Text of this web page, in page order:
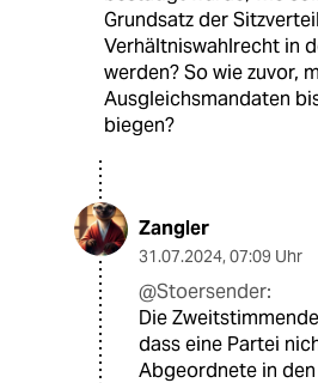
Grundsatz der
Verhältniswahlrecht in
werden? So wie zuvor,
Ausgleichsmandaten
biegen?
Zangler
31.07.2024, 07:09 Uhr
@Stoersender:
Die
dass eine Partei
Abgeordnete in